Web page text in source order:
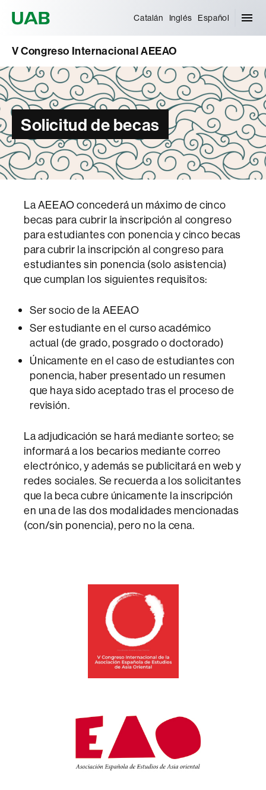
Catalán Inglés Español
V Congreso Internacional AEEAO
Solicitud de becas
La AEEAO concederá un máximo de cinco
becas para cubrir la inscripción al congreso
para estudiantes con ponencia y cinco becas
para cubrir la inscripción al congreso para
estudiantes sin ponencia (solo asistencia)
que cumplan los siguientes requisitos:
Ser socio de la AEEAO
Ser estudiante en el curso académico
actual (de grado, posgrado o doctorado)
Únicamente en el caso de estudiantes con
ponencia, haber presentado un resumen
que haya sido aceptado tras el proceso de
revisión.
La adjudicación se hará mediante sorteo; se
informará a los becarios mediante correo
electrónico, y además se publicitará en web y
redes sociales. Se recuerda a los solicitantes
que la beca cubre únicamente la inscripción
en una de las dos modalidades mencionadas
(con/sin ponencia), pero no la cena.